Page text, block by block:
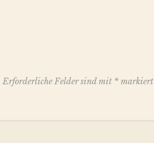
Erforderliche Felder sind mit *markiert